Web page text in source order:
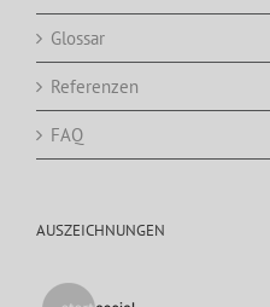
Glossar
Referenzen
FAQ
AUSZEICHNUNGEN